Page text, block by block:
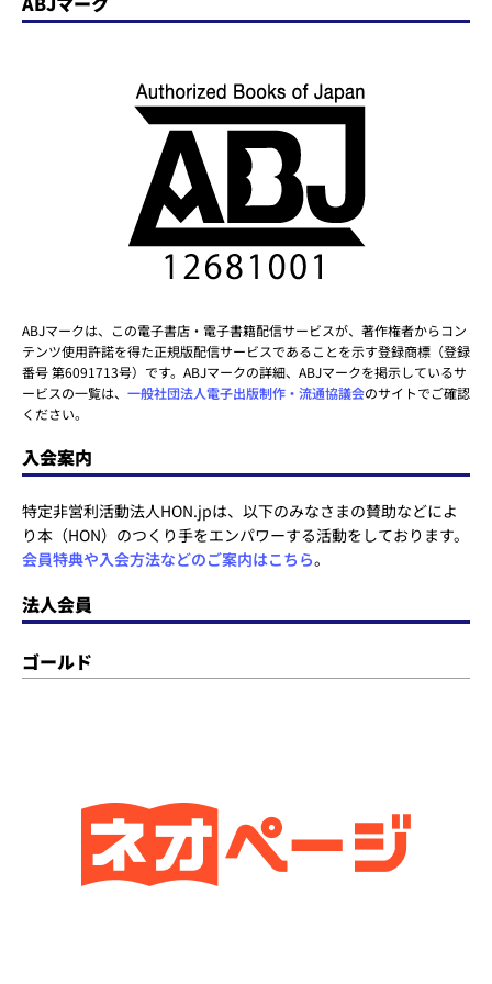
ABJマークは、この電子書店・電子書籍配信サービスが、著作権者からコン
テンツ使用許諾を得た正規版配信サービスであることを示す登録商標（登録
番号 第6091713号）です。ABJマークの詳細、ABJマークを掲示しているサ
ービスの一覧は、 一般社団法人電子出版制作・流通協議会のサイトでご確認
ください。
入会案内
特定非営利活動法人HON.jpは、以下のみなさまの賛助などによ
り本（HON）のつくり手をエンパワーする活動をしております。
会員特典や入会方法などのご案内はこちら。
法人会員
ゴールド